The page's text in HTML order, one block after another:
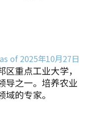
of 2025年10月27日
重点工业大学，
导之一。培养农业
的专家。